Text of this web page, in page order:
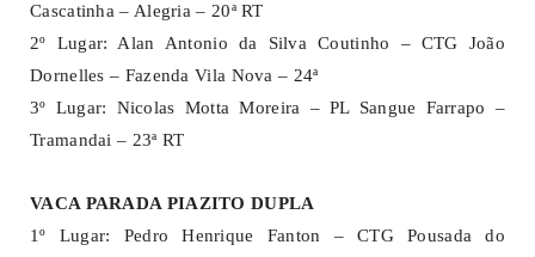
Cascatinha – Alegria – 20ª RT
2º Lugar: Alan Antonio da Silva Coutinho – CTG João
Dornelles – Fazenda Vila Nova – 24ª
3º Lugar: Nicolas Motta Moreira – PL Sangue Farrapo –
Tramandai – 23ª RT
VACA PARADA PIAZITO DUPLA
1º Lugar: Pedro Henrique Fanton – CTG Pousada do